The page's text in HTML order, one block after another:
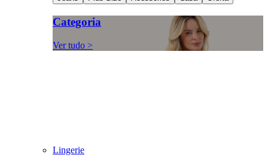
Categoria
Ver tudo >
Lingerie